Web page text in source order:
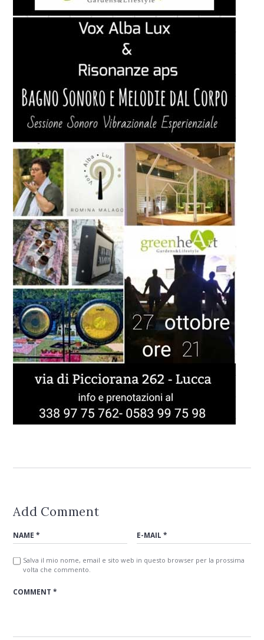
Add Comment
Salva il mio nome, email e sito web in questo browser per la prossima
volta che commento.